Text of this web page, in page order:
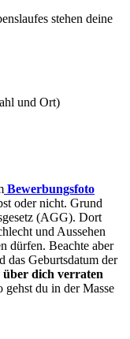
stehen deine
und Ort)
Bewerbungsfoto
oder nicht. Grund
(AGG). Dort
und Aussehen
dürfen. Beachte aber
das Geburtsdatum der
dich verraten
gehst du in der Masse